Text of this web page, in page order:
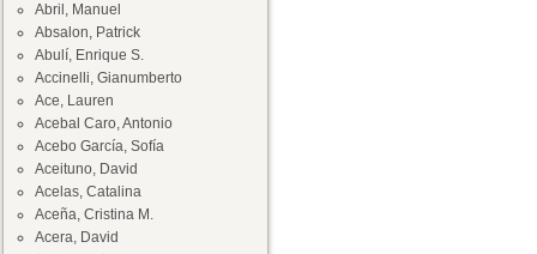
Abril, Manuel
Absalon, Patrick
Abulí, Enrique S.
Accinelli, Gianumberto
Ace, Lauren
Acebal Caro, Antonio
Acebo García, Sofía
Aceituno, David
Acelas, Catalina
Aceña, Cristina M.
Acera, David